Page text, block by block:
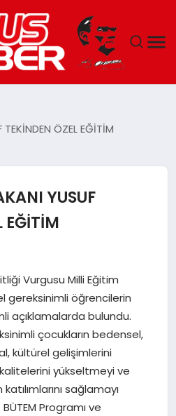
ÖZEL EĞİTİM
YUSUF
EĞİTİM
Vurgusu Milli Eğitim
gereksinimli öğrencilerin
açıklamalarda bulundu.
çocukların bedensel,
kültürel gelişimlerini
yükseltmeyi ve
sağlamayı
Programı ve